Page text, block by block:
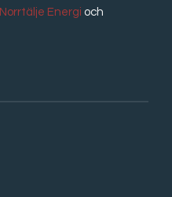
Norrtälje Energi och